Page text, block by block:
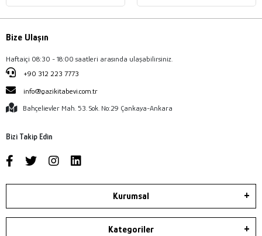
Bize Ulaşın
Haftaiçi 08:30 - 18:00 saatleri arasında ulaşabilirsiniz.
+90 312 223 7773
info@gazikitabevi.com.tr
Bahçelievler Mah. 53. Sok. No:29 Çankaya-Ankara
Bizi Takip Edin
Kurumsal
Kategoriler